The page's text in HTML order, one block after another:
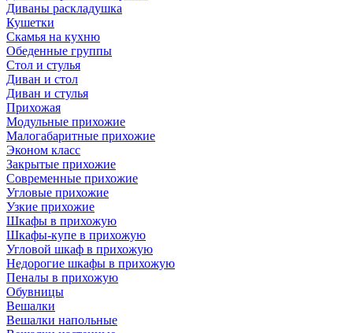
Диваны раскладушка
Кушетки
Скамья на кухню
Обеденные группы
Стол и стулья
Диван и стол
Диван и стулья
Прихожая
Модульные прихожие
Малогабаритные прихожие
Эконом класс
Закрытые прихожие
Современные прихожие
Угловые прихожие
Узкие прихожие
Шкафы в прихожую
Шкафы-купе в прихожую
Угловой шкаф в прихожую
Недорогие шкафы в прихожую
Пеналы в прихожую
Обувницы
Вешалки
Вешалки напольные